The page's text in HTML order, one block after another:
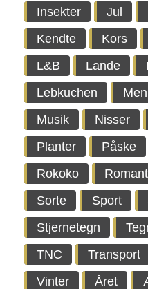
Insekter
Jul
Kendte
Kors
L&B
Lande
Lebkuchen
Musik
Nisser
Planter
Påske
Rokoko
Sorte
Sport
Stjernetegn
TNC
Transport
Vinter
Året